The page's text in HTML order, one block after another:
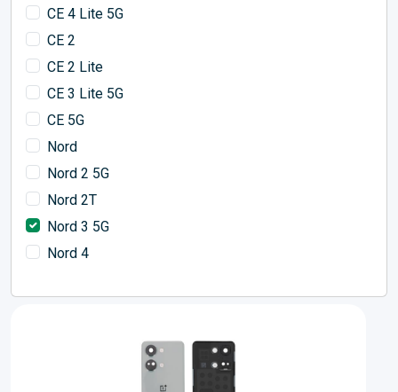
CE 4 Lite 5G
CE 2
CE 2 Lite
CE 3 Lite 5G
CE 5G
Nord
Nord 2 5G
Nord 2T
Nord 3 5G
Nord 4